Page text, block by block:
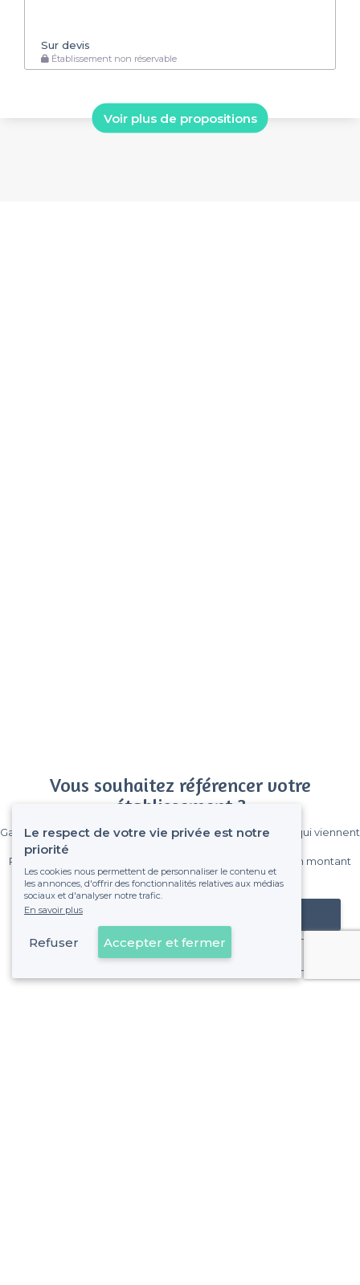
Sur devis
Établissement non réservable
Voir plus de propositions
Vous souhaitez référencer votre
établissement ?
Gagnez de nombreux clients parmi le million de visiteurs qui viennent
Pas de commissions et sans engagement, vous payez un montant
fixe sans risque de voir déraper la facture.
Référencer mon établissement
Déjà client
Le respect de votre vie privée est notre
priorité
Les cookies nous permettent de personnaliser le contenu et
les annonces, d'offrir des fonctionnalités relatives aux médias
sociaux et d'analyser notre trafic.
En savoir plus
Refuser Accepter et fermer